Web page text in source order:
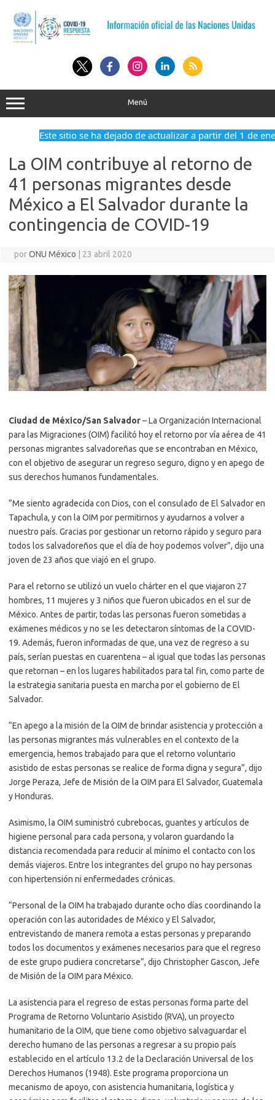
contenido
Menú
Este sitio se ha dejado de actualizar a partir del 1 de
La OIM contribuye al retorno de
41 personas migrantes desde
México a El Salvador durante la
contingencia de COVID-19
porONU México 23 abril 2020
Ciudad de México/San Salvador– La Organización Internacional
para las Migraciones (OIM) facilitó hoy el retorno por vía aérea de 41
personas migrantes salvadoreñas que se encontraban en México,
con el objetivo de asegurar un regreso seguro, digno y en apego de
sus derechos humanos fundamentales.
“Me siento agradecida con Dios, con el consulado de El Salvador en
Tapachula, y con la OIM por permitirnos y ayudarnos a volver a
nuestro país. Gracias por gestionar un retorno rápido y seguro para
todos los salvadoreños que el día de hoy podemos volver”, dijo una
joven de 23 años que viajó en el grupo.
Para el retorno se utilizó un vuelo chárter en el que viajaron 27
hombres, 11 mujeres y 3 niños que fueron ubicados en el sur de
México. Antes de partir, todas las personas fueron sometidas a
exámenes médicos y no se les detectaron síntomas de la COVID-
19. Además, fueron informadas de que, una vez de regreso a su
país, serían puestas en cuarentena – al igual que todas las personas
que retornan – en los lugares habilitados para tal fin, como parte de
la estrategia sanitaria puesta en marcha por el gobierno de El
Salvador.
“En apego a la misión de la OIM de brindar asistencia y protección a
las personas migrantes más vulnerables en el contexto de la
emergencia, hemos trabajado para que el retorno voluntario
asistido de estas personas se realice de forma digna y segura”, dijo
Jorge Peraza, Jefe de Misión de la OIM para El Salvador, Guatemala
y Honduras.
Asimismo, la OIM suministró cubrebocas, guantes y artículos de
higiene personal para cada persona, y volaron guardando la
distancia recomendada para reducir al mínimo el contacto con los
demás viajeros. Entre los integrantes del grupo no hay personas
con hipertensión ni enfermedades crónicas.
“Personal de la OIM ha trabajado durante ocho días coordinando la
operación con las autoridades de México y El Salvador,
entrevistando de manera remota a estas personas y preparando
todos los documentos y exámenes necesarios para que el regreso
de este grupo pudiera concretarse”, dijo Christopher Gascon, Jefe
de Misión de la OIM para México.
La asistencia para el regreso de estas personas forma parte del
Programa de Retorno Voluntario Asistido (RVA), un proyecto
humanitario de la OIM, que tiene como objetivo salvaguardar el
derecho humano de las personas a regresar a su propio país
establecido en el artículo 13.2 de la Declaración Universal de los
Derechos Humanos (1948). Este programa proporciona un
mecanismo de apoyo, con asistencia humanitaria, logística y